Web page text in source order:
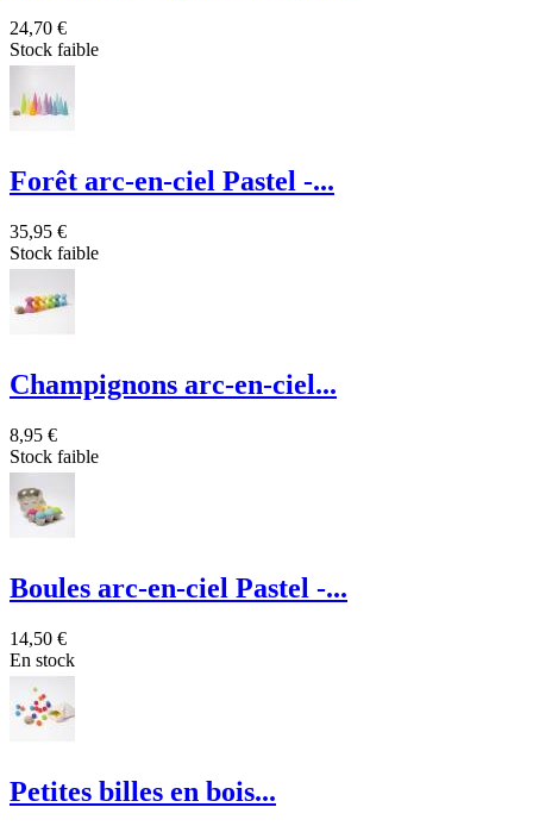
24,70 €
Stock faible
Forêt arc-en-ciel Pastel -...
35,95 €
Stock faible
Champignons arc-en-ciel...
8,95 €
Stock faible
Boules arc-en-ciel Pastel -...
14,50 €
En stock
Petites billes en bois...